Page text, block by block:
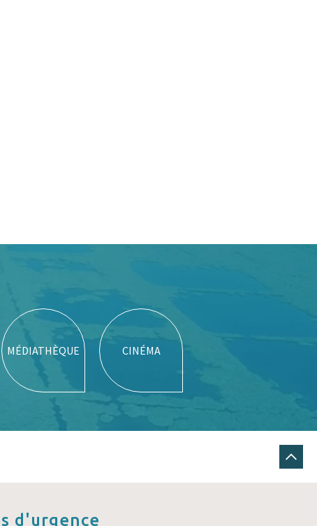
MÉDIATHÈQUE CINÉMA
d'urgence